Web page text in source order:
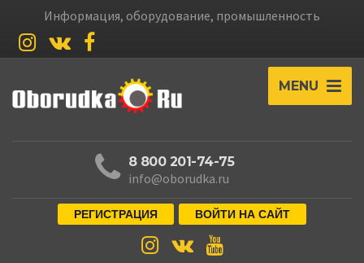
Информация, оборудование, промышленность
MENU
8 800 201-74-75
info@oborudka.ru
РЕГИСТРАЦИЯ ВОЙТИ НА САЙТ